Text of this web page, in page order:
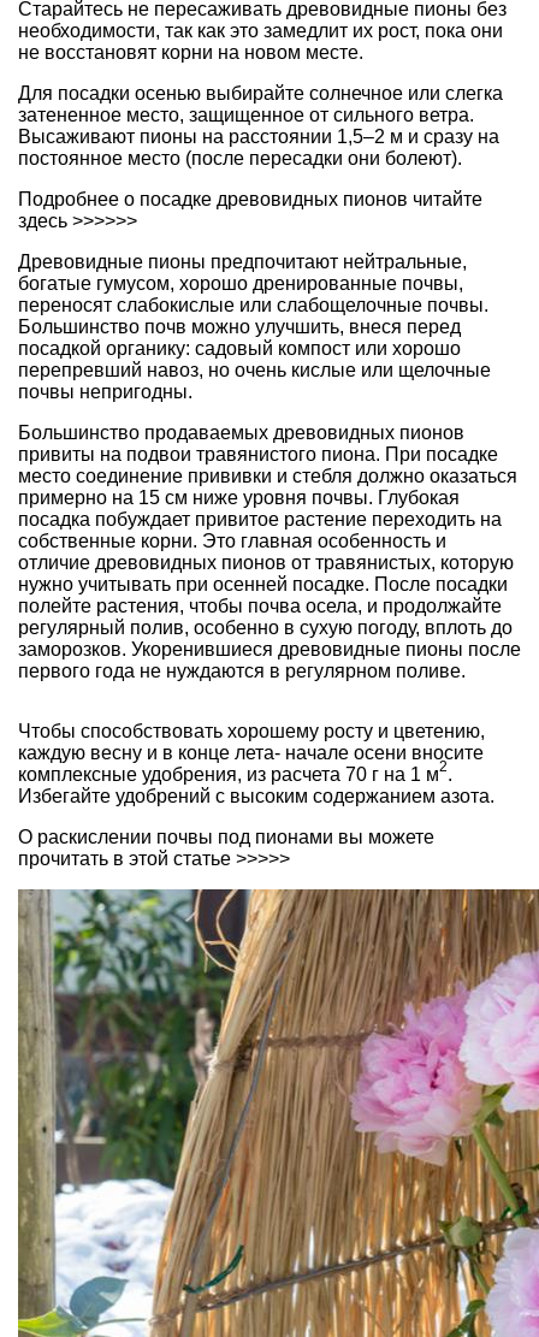
Старайтесь не пересаживать древовидные пионы без
необходимости, так как это замедлит их рост, пока они
не восстановят корни на новом месте.
Для посадки осенью выбирайте солнечное или слегка
затененное место, защищенное от сильного ветра.
Высаживают пионы на расстоянии 1,5–2 м и сразу на
постоянное место (после пересадки они болеют).
Подробнее о посадке древовидных пионов читайте
здесь >>>>>>
Древовидные пионы предпочитают нейтральные,
богатые гумусом, хорошо дренированные почвы,
переносят слабокислые или слабощелочные почвы.
Большинство почв можно улучшить, внеся перед
посадкой органику: садовый компост или хорошо
перепревший навоз, но очень кислые или щелочные
почвы непригодны.
Большинство продаваемых древовидных пионов
привиты на подвои травянистого пиона. При посадке
место соединение прививки и стебля должно оказаться
примерно на 15 см ниже уровня почвы. Глубокая
посадка побуждает привитое растение переходить на
собственные корни. Это главная особенность и
отличие древовидных пионов от травянистых, которую
нужно учитывать при осенней посадке. После посадки
полейте растения, чтобы почва осела, и продолжайте
регулярный полив, особенно в сухую погоду, вплоть до
заморозков. Укоренившиеся древовидные пионы после
первого года не нуждаются в регулярном поливе.
Чтобы способствовать хорошему росту и цветению,
каждую весну и в конце лета- начале осени вносите
комплексные удобрения, из расчета 70 г на 1 м2.
Избегайте удобрений с высоким содержанием азота.
О раскислении почвы под пионами вы можете
прочитать в этой статье >>>>>